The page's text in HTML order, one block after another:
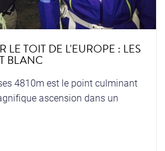
LE TOIT DE L'EUROPE : LES
BLANC
4810m est le point culminant
ascension dans un